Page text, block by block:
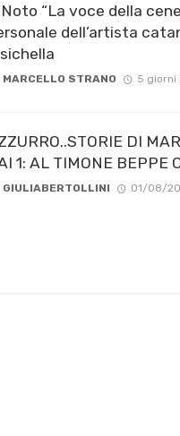
“La voce della
dell’artista
MARCELLO STRANO 5 giorni
DI
1: AL TIMONE BEPPE
GIULIABERTOLLINI 01/08/